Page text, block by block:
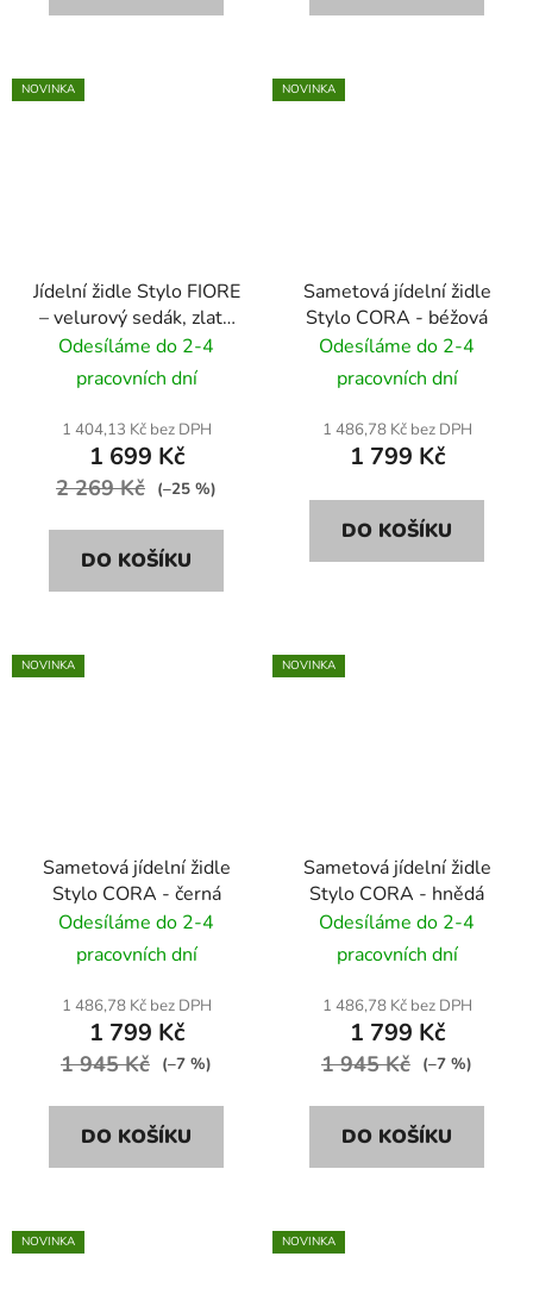
NOVINKA
Jídelní židle Stylo FIORE
– velurový sedák, zlaté
nohy - šedá
Odesíláme do 2-4
pracovních dní
1 404,13 Kč bez DPH
1 699 Kč
2 269 Kč (–25 %)
DO KOŠÍKU
NOVINKA
Sametová jídelní židle
Stylo CORA - béžová
Odesíláme do 2-4
pracovních dní
1 486,78 Kč bez DPH
1 799 Kč
DO KOŠÍKU
NOVINKA
Sametová jídelní židle
Stylo CORA - černá
Odesíláme do 2-4
pracovních dní
1 486,78 Kč bez DPH
1 799 Kč
1 945 Kč (–7 %)
DO KOŠÍKU
NOVINKA
Sametová jídelní židle
Stylo CORA - hnědá
Odesíláme do 2-4
pracovních dní
1 486,78 Kč bez DPH
1 799 Kč
1 945 Kč (–7 %)
DO KOŠÍKU
NOVINKA NOVINKA